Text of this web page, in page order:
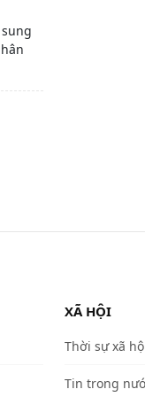
XÃ HỘI
Thời sự xã
Tin trong